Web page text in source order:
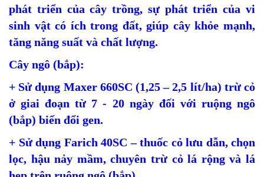
phát triển của cây trồng, sự phát triển của vi
sinh vật có ích trong đất, giúp cây khỏe mạnh,
tăng năng suất và chất lượng.
Cây ngô (bắp):
+ Sử dụng Maxer 660SC (1,25 – 2,5 lít/ha) trừ cỏ
ở giai đoạn từ 7 - 20 ngày đối với ruộng ngô
(bắp) biến đổi gen.
+ Sử dụng Farich 40SC – thuốc cỏ lưu dẫn, chọn
lọc, hậu nảy mầm, chuyên trừ cỏ lá rộng và lá